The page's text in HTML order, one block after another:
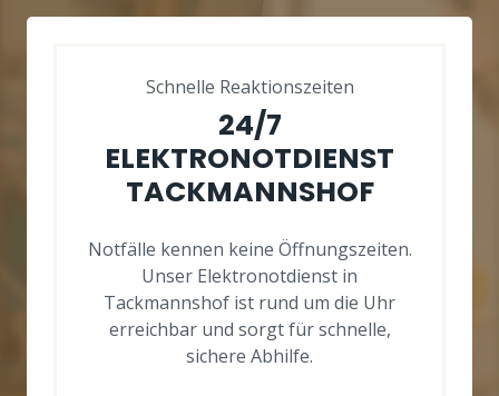
Schnelle Reaktionszeiten
24/7
ELEKTRONOTDIENST
TACKMANNSHOF
Notfälle kennen keine Öffnungszeiten.
Unser Elektronotdienst in
Tackmannshof ist rund um die Uhr
erreichbar und sorgt für schnelle,
sichere Abhilfe.